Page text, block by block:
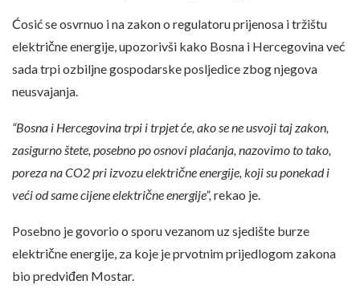
Ćosić se osvrnuo i na zakon o regulatoru prijenosa i tržištu
električne energije, upozorivši kako Bosna i Hercegovina već
sada trpi ozbiljne gospodarske posljedice zbog njegova
neusvajanja.
“Bosna i Hercegovina trpi i trpjet će, ako se ne usvoji taj zakon,
zasigurno štete, posebno po osnovi plaćanja, nazovimo to tako,
poreza na CO2 pri izvozu električne energije, koji su ponekad i
veći od same cijene električne energije”, rekao je.
Posebno je govorio o sporu vezanom uz sjedište burze
električne energije, za koje je prvotnim prijedlogom zakona
bio predviđen Mostar.